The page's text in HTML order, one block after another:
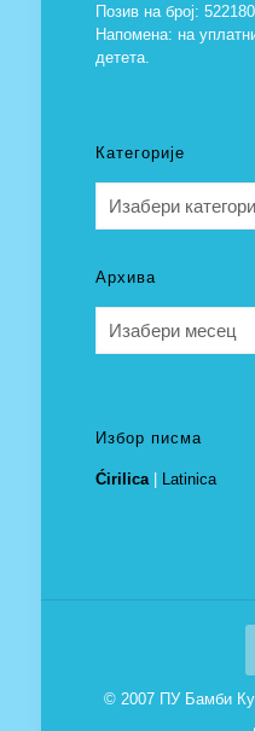
Позив на број:
Напомена: на
детета.
Категорије
Архива
Избор писма
Ćirilica| Latinica
© 2007 ПУ Бамби